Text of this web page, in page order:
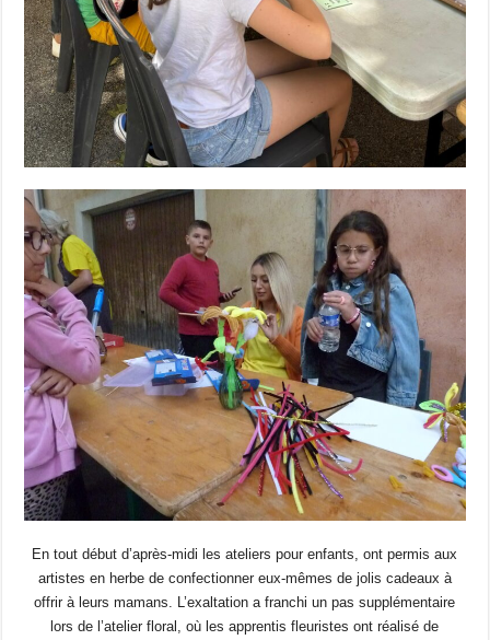
En tout début d’après-midi les ateliers pour enfants, ont permis aux
artistes en herbe de confectionner eux-mêmes de jolis cadeaux à
offrir à leurs mamans. L’exaltation a franchi un pas supplémentaire
lors de l’atelier floral, où les apprentis fleuristes ont réalisé de